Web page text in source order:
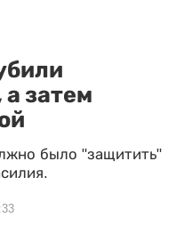
затем
было "защитить"